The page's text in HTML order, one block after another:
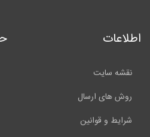
اطلاعات
نقشه سایت
روش های ارسال
شرایط و قوانین